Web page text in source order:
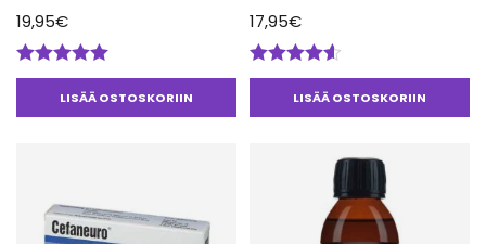
19,95€
Arvostelu
tuotteesta:LISÄÄ OSTOSKORIIN
17,95€
Arvostelu
tuotteesta:LISÄÄ OSTOSKORIIN